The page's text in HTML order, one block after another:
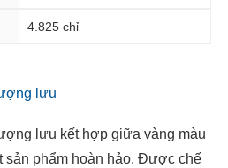
4.825 chỉ
lưu
lưu kết hợp giữa vàng màu
sản phẩm hoàn hảo. Được chế